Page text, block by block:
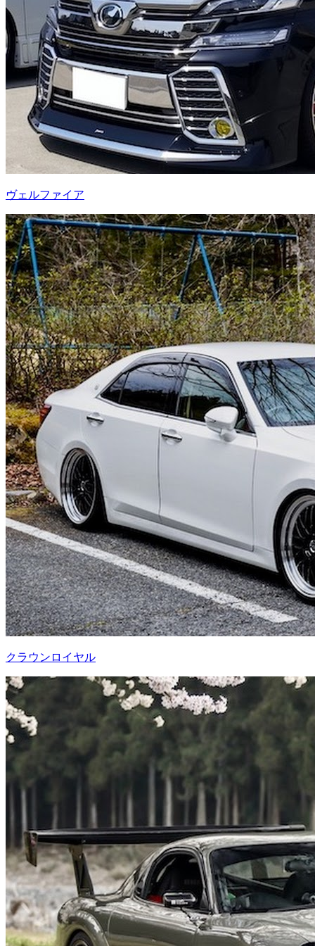
ヴェルファイア
クラウンロイヤル